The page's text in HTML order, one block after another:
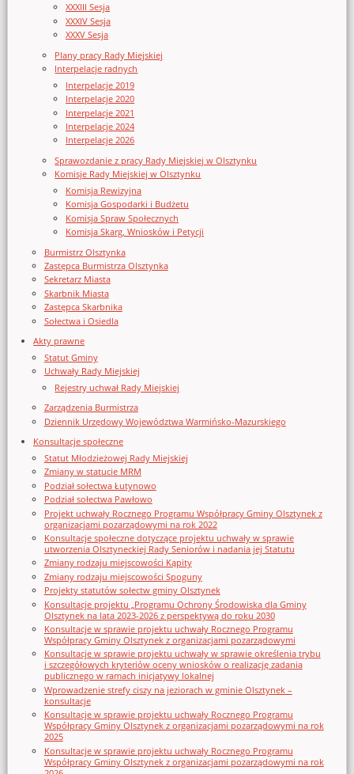
XXXIII Sesja
XXXIV Sesja
XXXV Sesja
Plany pracy Rady Miejskiej
Interpelacje radnych
Interpelacje 2019
Interpelacje 2020
Interpelacje 2021
Interpelacje 2024
Interpelacje 2026
Sprawozdanie z pracy Rady Miejskiej w Olsztynku
Komisje Rady Miejskiej w Olsztynku
Komisja Rewizyjna
Komisja Gospodarki i Budżetu
Komisja Spraw Społecznych
Komisja Skarg, Wniosków i Petycji
Burmistrz Olsztynka
Zastępca Burmistrza Olsztynka
Sekretarz Miasta
Skarbnik Miasta
Zastępca Skarbnika
Sołectwa i Osiedla
Akty prawne
Statut Gminy
Uchwały Rady Miejskiej
Rejestry uchwał Rady Miejskiej
Zarządzenia Burmistrza
Dziennik Urzędowy Województwa Warmińsko-Mazurskiego
Konsultacje społeczne
Statut Młodzieżowej Rady Miejskiej
Zmiany w statucie MRM
Podział sołectwa Łutynowo
Podział sołectwa Pawłowo
Projekt uchwały Rocznego Programu Współpracy Gminy Olsztynek z
organizacjami pozarządowymi na rok 2022
Konsultacje społeczne dotyczące projektu uchwały w sprawie
utworzenia Olsztyneckiej Rady Seniorów i nadania jej Statutu
Zmiany rodzaju miejscowości Kąpity
Zmiany rodzaju miejscowości Spoguny
Projekty statutów sołectw gminy Olsztynek
Konsultacje projektu „Programu Ochrony Środowiska dla Gminy
Olsztynek na lata 2023-2026 z perspektywą do roku 2030
Konsultacje w sprawie projektu uchwały Rocznego Programu
Współpracy Gminy Olsztynek z organizacjami pozarządowymi
Konsultacje w sprawie projektu uchwały w sprawie określenia trybu
i szczegółowych kryteriów oceny wniosków o realizację zadania
publicznego w ramach inicjatywy lokalnej
Wprowadzenie strefy ciszy na jeziorach w gminie Olsztynek –
konsultacje
Konsultacje w sprawie projektu uchwały Rocznego Programu
Współpracy Gminy Olsztynek z organizacjami pozarządowymi na rok
2025
Konsultacje w sprawie projektu uchwały Rocznego Programu
Współpracy Gminy Olsztynek z organizacjami pozarządowymi na rok